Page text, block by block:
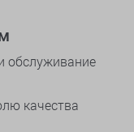
обслуживание
качества